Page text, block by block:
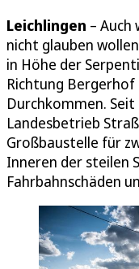
Leichlingen –
nicht glauben
in Höhe der
Richtung
Durchkommen.
Landesbetrieb
Großbaustelle für
Inneren der steilen
Fahrbahnschäden